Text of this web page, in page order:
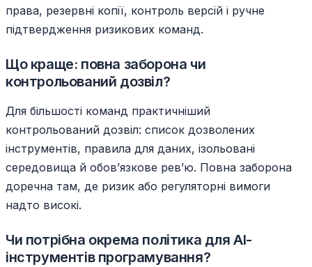
права, резервні копії, контроль версій і ручне
підтвердження ризикових команд.
Що краще: повна заборона чи
контрольований дозвіл?
Для більшості команд практичніший
контрольований дозвіл: список дозволених
інструментів, правила для даних, ізольовані
середовища й обов’язкове рев’ю. Повна заборона
доречна там, де ризик або регуляторні вимоги
надто високі.
Чи потрібна окрема політика для AI-
інструментів програмування?